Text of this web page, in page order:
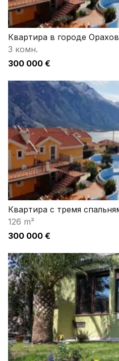
Квартира в городе
3 комн.
300 000 €
Квартира с тремя
126 m²
300 000 €